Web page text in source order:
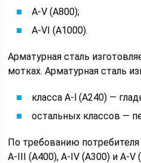
A-V (А800);
A-VI (А1000).
Арматурная сталь
мотках. Арматурная сталь
класса A-l (А240) —
остальных классов —
По требованию
A-III (А400), A-IV (А300) и A-V